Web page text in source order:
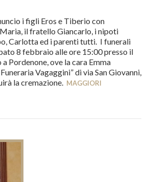
i figli Eros e Tiberio con
il fratello Giancarlo, i nipoti
Carlotta ed i parenti tutti. I funerali
8 febbraio alle ore 15:00 presso il
Pordenone, ove la cara Emma
Vagaggini” di via San Giovanni,
la cremazione.
MAGGIORI